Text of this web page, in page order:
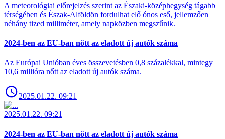
A meteorológiai előrejelzés szerint az Északi-középhegység tágabb
térségében és Észak-Alföldön fordulhat elő ónos eső, jellemzően
néhány tized milliméter, amely napközben megszűnik.
2024-ben az EU-ban nőtt az eladott új autók száma
Az Európai Unióban éves összevetésben 0,8 százalékkal, mintegy
10,6 millióra nőtt az eladott új autók száma.
2025.01.22. 09:21
2025.01.22. 09:21
2024-ben az EU-ban nőtt az eladott új autók száma